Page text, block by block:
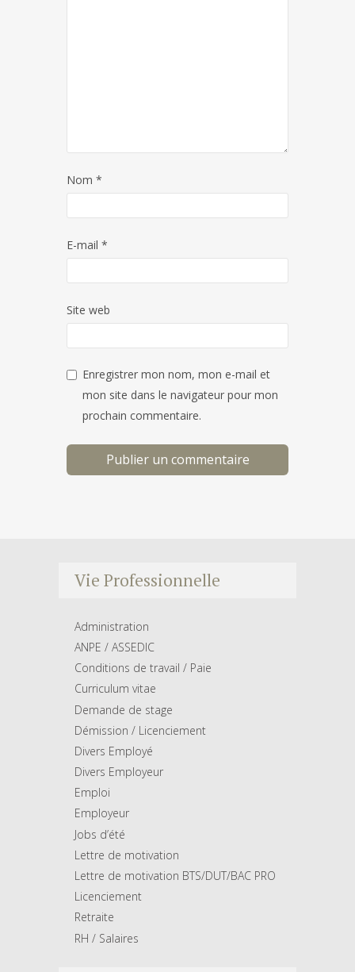
Nom *
E-mail *
Site web
Enregistrer mon nom, mon e-mail et
mon site dans le navigateur pour mon
prochain commentaire.
Vie Professionnelle
Administration
ANPE / ASSEDIC
Conditions de travail / Paie
Curriculum vitae
Demande de stage
Démission / Licenciement
Divers Employé
Divers Employeur
Emploi
Employeur
Jobs d’été
Lettre de motivation
Lettre de motivation BTS/DUT/BAC PRO
Licenciement
Retraite
RH / Salaires